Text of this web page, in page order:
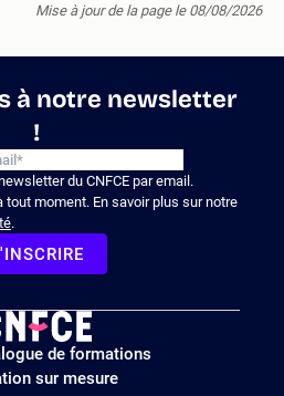
Mise à jour de la page le 08/08/2026
à notre newsletter
!
du CNFCE par email.
moment. En savoir plus sur notre
.
Logo
sitede formations
sur mesure